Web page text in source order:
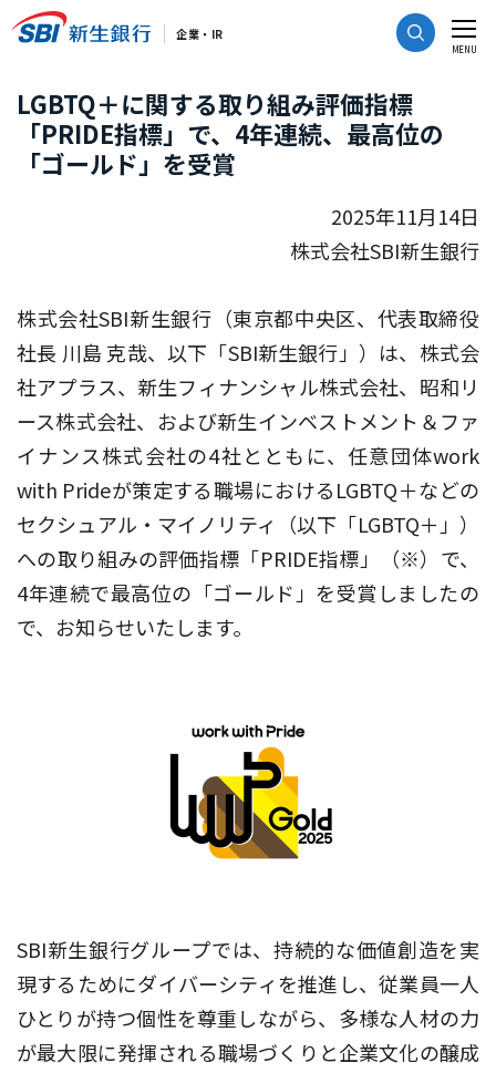
CLOSE
MENU
LGBTQ＋に関する取り組み評価指標
「PRIDE指標」で、4年連続、最高位の
「ゴールド」を受賞
2025年11月14日
株式会社SBI新生銀行
株式会社SBI新生銀行（東京都中央区、代表取締役
社長 川島 克哉、以下「SBI新生銀行」）は、株式会
社アプラス、新生フィナンシャル株式会社、昭和リ
ース株式会社、および新生インベストメント＆ファ
イナンス株式会社の4社とともに、任意団体work
with Prideが策定する職場におけるLGBTQ＋などの
セクシュアル・マイノリティ（以下「LGBTQ＋」）
への取り組みの評価指標「PRIDE指標」（※）で、
4年連続で最高位の「ゴールド」を受賞しましたの
で、お知らせいたします。
SBI新生銀行グループでは、持続的な価値創造を実
現するためにダイバーシティを推進し、従業員一人
ひとりが持つ個性を尊重しながら、多様な人材の力
が最大限に発揮される職場づくりと企業文化の醸成
企業・IR